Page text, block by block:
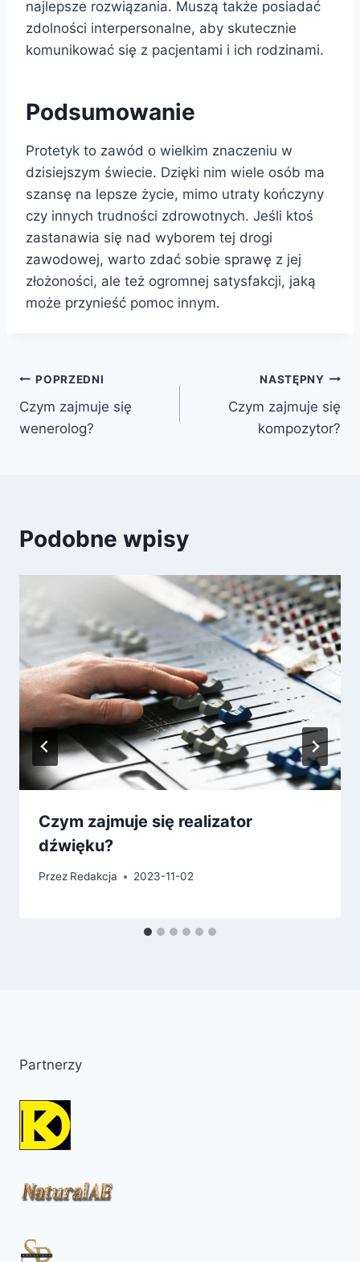
najlepsze rozwiązania. Muszą także posiadać
zdolności interpersonalne, aby skutecznie
komunikować się z pacjentami i ich rodzinami.
Podsumowanie
Protetyk to zawód o wielkim znaczeniu w
dzisiejszym świecie. Dzięki nim wiele osób ma
szansę na lepsze życie, mimo utraty kończyny
czy innych trudności zdrowotnych. Jeśli ktoś
zastanawia się nad wyborem tej drogi
zawodowej, warto zdać sobie sprawę z jej
złożoności, ale też ogromnej satysfakcji, jaką
może przynieść pomoc innym.
Nawigacja
wpisu
POPRZEDNI
Czym zajmuje się
wenerolog?
NASTĘPNY
Czym zajmuje się
kompozytor?
Podobne wpisy
Czym zajmuje się realizator
dźwięku?
Przez Redakcja 2023-11-02
Partnerzy